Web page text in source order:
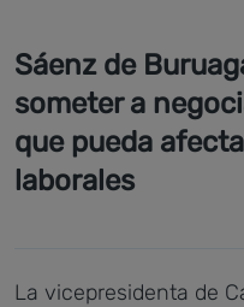
Sáenz de
someter a
que pueda
laborales
La vicepresidenta de